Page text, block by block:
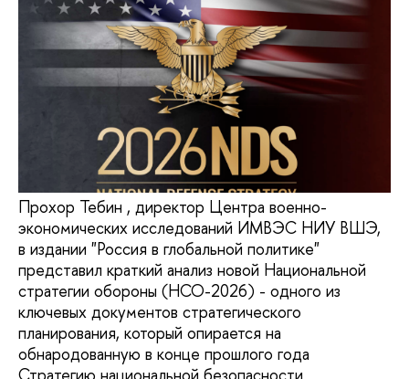
Прохор Тебин , директор Центра военно-
экономических исследований ИМВЭС НИУ ВШЭ,
в издании "Россия в глобальной политике"
представил краткий анализ новой Национальной
стратегии обороны (НСО-2026) - одного из
ключевых документов стратегического
планирования, который опирается на
обнародованную в конце прошлого года